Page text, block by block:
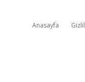
Anasayfa